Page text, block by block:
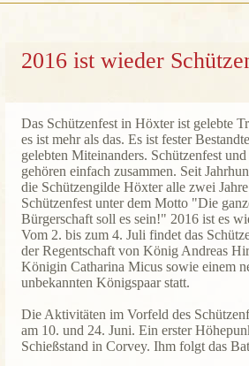
2016 ist wieder
Das Schützenfest in Höxter ist gelebte
es ist mehr als das. Es ist fester
gelebten Miteinanders. Schützenfest
gehören einfach zusammen. Seit
die Schützengilde Höxter alle zwei
Schützenfest unter dem Motto "Die
Bürgerschaft soll es sein!" 2016 ist es
Vom 2. bis zum 4. Juli findet das
der Regentschaft von König Andreas
Königin Catharina Micus sowie einem
unbekannten Königspaar statt.
Die Aktivitäten im Vorfeld des
am 10. und 24. Juni. Ein erster
Schießstand in Corvey. Ihm folgt das